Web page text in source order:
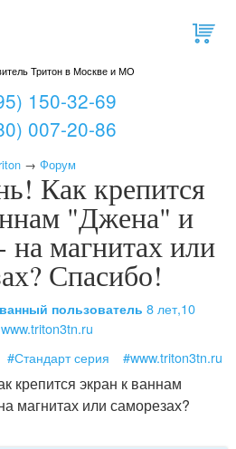
Тритон в Москве и МО
150-32-69
007-20-86
→ Форум
Как крепится
"Джена" и
на магнитах или
Спасибо!
пользователь 8 лет,10
#Стандарт серия #www.triton3tn.ru
крепится экран к ваннам
магнитах или саморезах?